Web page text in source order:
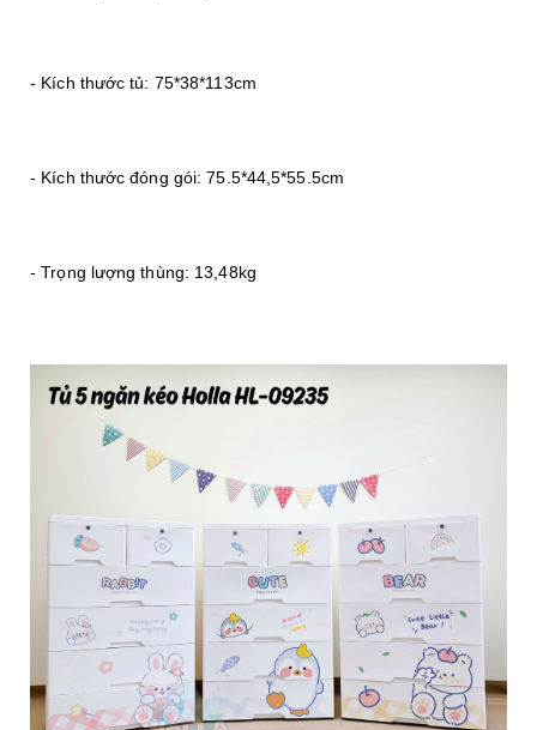
- Kích thước tủ: 75*38*113cm
- Kích thước đóng gói: 75.5*44,5*55.5cm
- Trọng lượng thùng: 13,48kg